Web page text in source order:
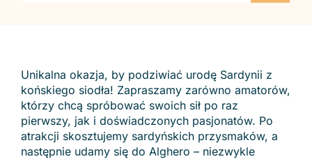
Unikalna okazja, by podziwiać urodę Sardynii z
końskiego siodła! Zapraszamy zarówno amatorów,
którzy chcą spróbować swoich sił po raz
pierwszy, jak i doświadczonych pasjonatów. Po
atrakcji skosztujemy sardyńskich przysmaków, a
następnie udamy się do Alghero – niezwykle